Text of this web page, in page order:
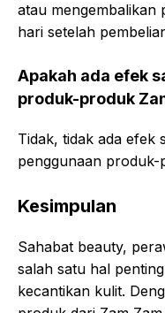
atau mengembalikan
hari setelah
Apakah ada efek
produk-produk
Tidak, tidak ada efek
penggunaan produk-
Kesimpulan
Sahabat beauty,
salah satu hal
kecantikan kulit.